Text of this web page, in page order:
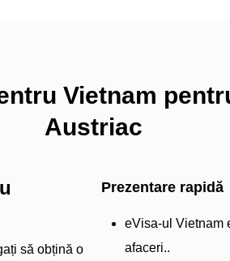
Vietnam
Austriac
să obțină o
Prezentare rapidă
eVisa-ul Vietnam
afaceri..